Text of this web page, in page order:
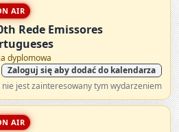
AIR
Rede Emissores
dyplomowa
Zaloguj się aby dodać do kalendarza
nie jest zainteresowany tym wydarzeniem
AIR